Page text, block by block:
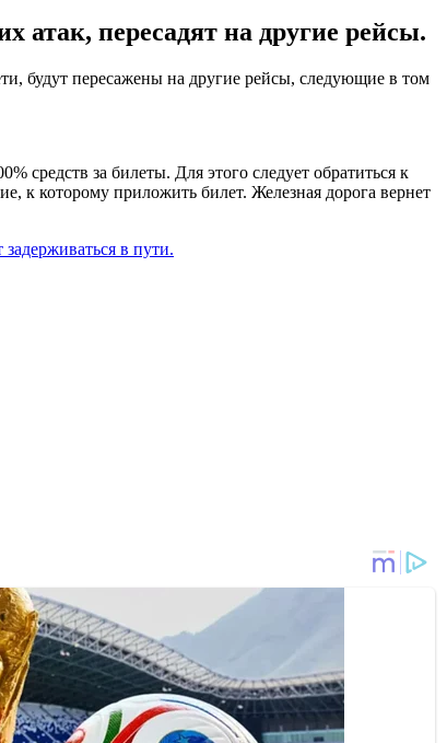
атак, пересадят на другие рейсы.
будут пересажены на другие рейсы, следующие в том
средств за билеты. Для этого следует обратиться к
к которому приложить билет. Железная дорога вернет
задерживаться в пути.